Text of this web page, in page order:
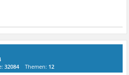
32084 Themen: 12